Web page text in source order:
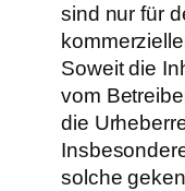
sind nur für
Soweit die
vom
die
solche